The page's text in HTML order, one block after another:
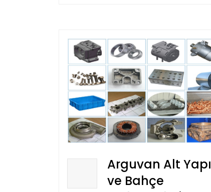
Arguvan Alt Yapı
ve Bahçe